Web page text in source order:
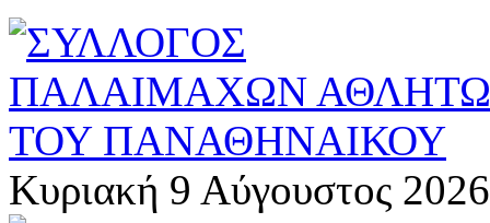
Κυριακή 9 Αύγουστος